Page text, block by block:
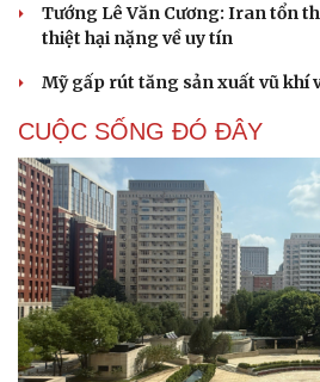
Tướng Lê Văn Cương: Iran tổn
thiệt hại nặng về uy tín
Mỹ gấp rút tăng sản xuất vũ khí
CUỘC SỐNG ĐÓ ĐÂY